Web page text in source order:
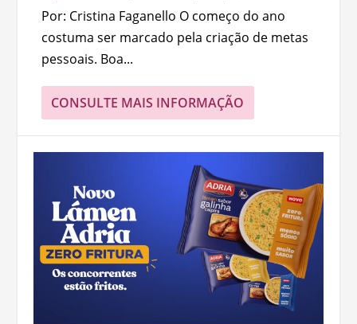
Por: Cristina Faganello O começo do ano
costuma ser marcado pela criação de metas
pessoais. Boa...
CONSULTE MAIS INFORMAÇÃO